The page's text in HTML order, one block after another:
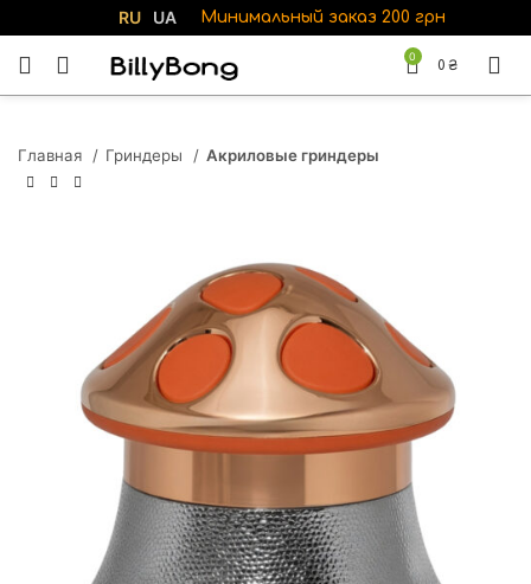
RU UA Минимальный заказ 200 грн
0
0 ₴
Главная Гриндеры Акриловые гриндеры